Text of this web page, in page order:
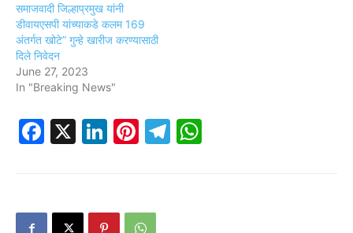
समाजवादी जिल्हाप्रमुख यांनी
डीवायएसपी यांच्याकडे कलम 169
अंतर्गत खोटे” गुन्हे खारीज करण्यासाठी
दिले निवेदन
June 27, 2023
In "Breaking News"
Facebook
X LinkedIn
Pinterest
Telegram